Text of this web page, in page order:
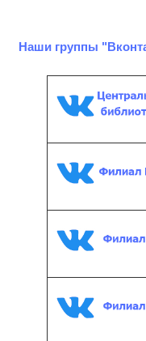
Наши группы